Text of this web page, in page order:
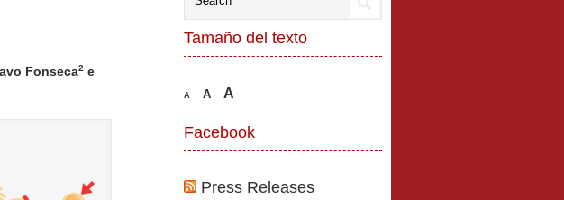
Fonseca2 e
Tamaño del texto
A A A
Facebook
Press Releases